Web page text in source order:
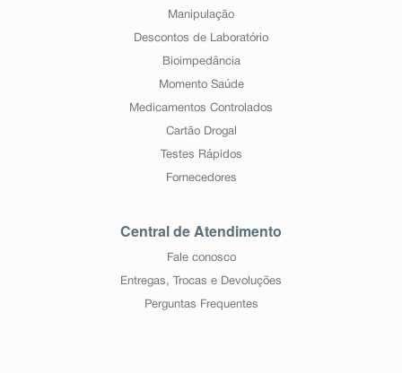
Manipulação
Descontos de Laboratório
Bioimpedância
Momento Saúde
Medicamentos Controlados
Cartão Drogal
Testes Rápidos
Fornecedores
Central de Atendimento
Fale conosco
Entregas, Trocas e Devoluções
Perguntas Frequentes